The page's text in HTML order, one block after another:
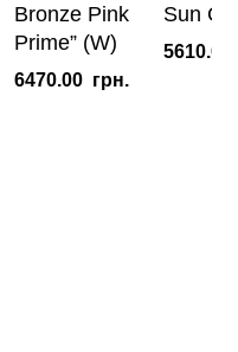
Bronze Pink
Prime” (W)
6470.00 грн.
Sun
5610.00